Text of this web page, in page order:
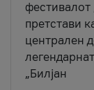
фестивалот
претстави
централен
„Билјан